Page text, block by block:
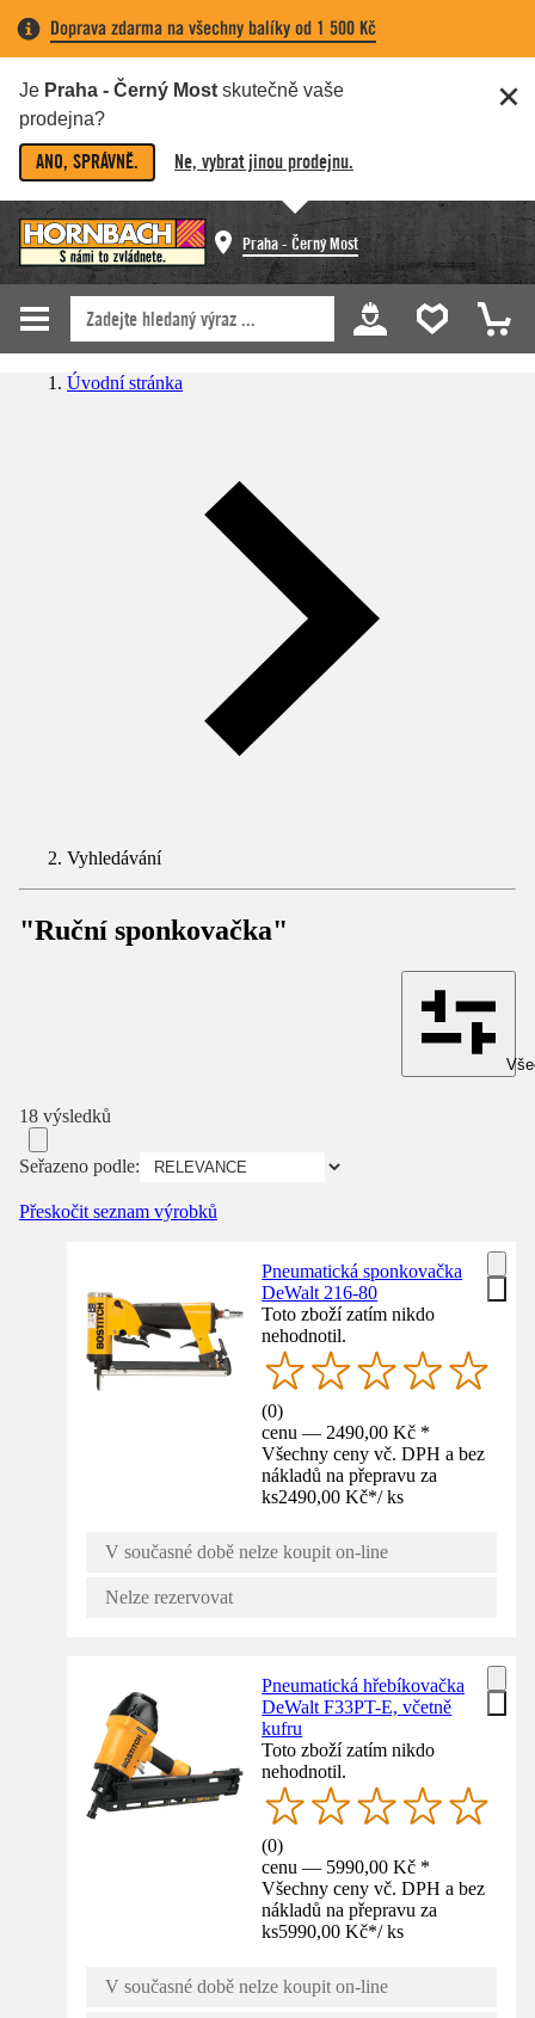
Doprava zdarma na všechny balíky od 1 500 Kč
Je Praha - Černý Most skutečně vaše
prodejna?
ANO, SPRÁVNĚ. Ne, vybrat jinou prodejnu.
Praha - Černý Most
Úvodní stránka
Vyhledávání
"Ruční sponkovačka"
18 výsledků
Seřazeno podle:
Přeskočit seznam výrobků
Pneumatická sponkovačka
DeWalt 216-80
Toto zboží zatím nikdo
nehodnotil.
(0)
cenu — 2490,00 Kč *
Všechny ceny vč. DPH a bez
nákladů na přepravu za
ks2490,00 Kč*/ ks
V současné době nelze koupit on-line
Nelze rezervovat
Pneumatická hřebíkovačka
DeWalt F33PT-E, včetně
kufru
Toto zboží zatím nikdo
nehodnotil.
(0)
cenu — 5990,00 Kč *
Všechny ceny vč. DPH a bez
nákladů na přepravu za
ks5990,00 Kč*/ ks
V současné době nelze koupit on-line